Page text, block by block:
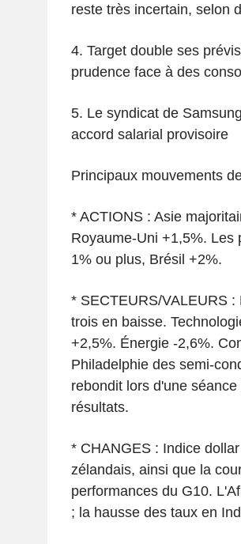
reste très incertain, selon
4. Target double ses
prudence face à des
5. Le syndicat de
accord salarial provisoire
Principaux mouvements
* ACTIONS : Asie
Royaume-Uni +1,5%. Les
1% ou plus, Brésil +2%.
* SECTEURS/VALEURS
trois en baisse.
+2,5%. Énergie -2,6%.
Philadelphie des semi-
rebondit lors d'une
résultats.
* CHANGES : Indice
zélandais, ainsi que la
performances du G10.
; la hausse des taux en